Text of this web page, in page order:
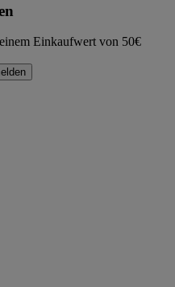
Einkaufwert von 50€